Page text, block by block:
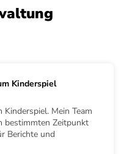
Kinderspiel
Mein Team
bestimmten Zeitpunkt
Berichte und